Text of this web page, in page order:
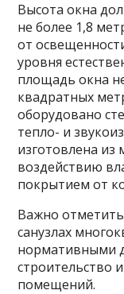
Высота окна
не более 1,8
от
уровня
площадь окна
квадратных
оборудовано
тепло- и
изготовлена из
воздействию
покрытием от
Важно
санузлах
нормативными
строительство
помещений.